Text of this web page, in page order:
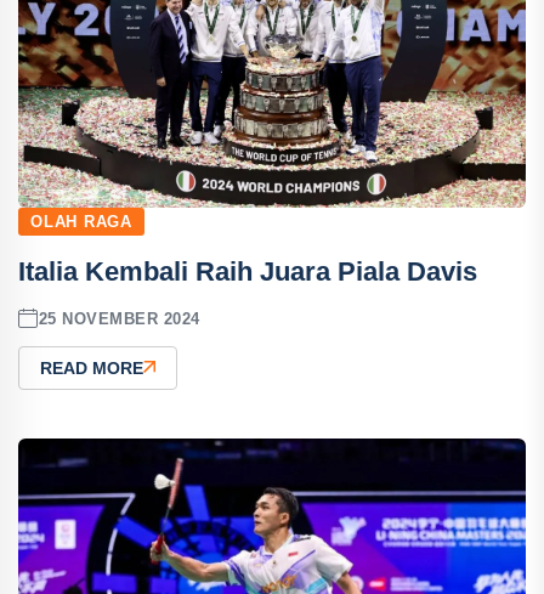
OLAH RAGA
Italia Kembali Raih Juara Piala Davis
25 NOVEMBER 2024
READ MORE